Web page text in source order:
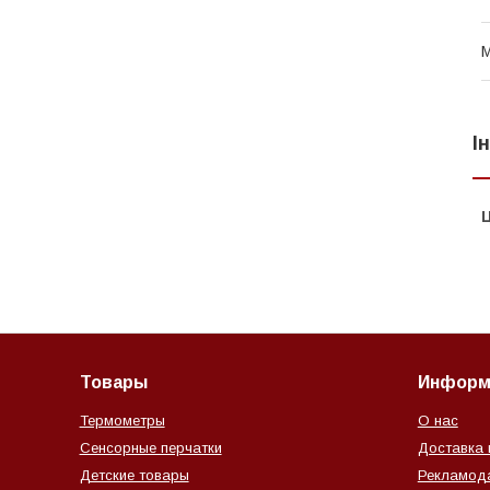
Товары
Термометры
Сенсорные перчатки
Детские товары
О нас
Доставка